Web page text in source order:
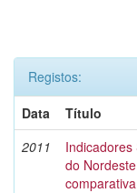
Registos:
Data
Título
2011
Indicadores
do